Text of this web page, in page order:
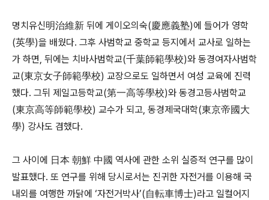
명치유신明治維新 뒤에 게이오의숙(慶應義塾)에 들어가 영학
(英學)을 배웠다. 그후 사범학교 중학교 등지에서 교사로 일하는
가 하면, 뒤에는 치바사범학교(千葉師範學校)와 동경여자사범학
교(東京女子師範學校) 교장으로도 일하면서 여성 교육에 진력
했다. 그뒤 제일고등학교(第一高等學校)와 동경고등사범학교
(東京高等師範學校) 교수가 되고, 동경제국대학(東京帝國大
學) 강사도 겸했다.
그 사이에 日本 朝鮮 中國 역사에 관한 소위 실증적 연구를 많이
발표했다. 또 연구를 위해 당시로서는 진귀한 자전거를 이용해 국
내외를 여행한 까닭에 ‘자전거박사’(自転車博士)라고 일컬어지